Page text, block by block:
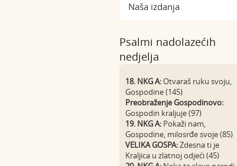
Naša izdanja
Psalmi nadolazećih
nedjelja
18. NKG A:Otvaraš ruku svoju,
Gospodine (145)
Preobraženje Gospodinovo:
Gospodin kraljuje (97)
19. NKG A: Pokaži nam,
Gospodine, milosrđe svoje (85)
VELIKA GOSPA:Zdesna ti je
Kraljica u zlatnoj odjeći (45)